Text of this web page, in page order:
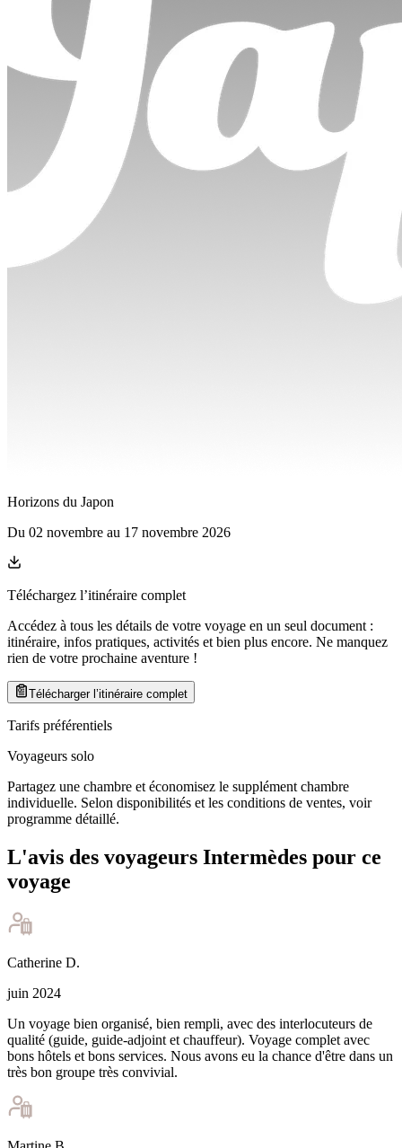
Horizons du Japon
Du 02 novembre au 17 novembre 2026
Téléchargez l’itinéraire complet
Accédez à tous les détails de votre voyage en un seul document :
itinéraire, infos pratiques, activités et bien plus encore. Ne manquez
rien de votre prochaine aventure !
Télécharger l’itinéraire complet
Tarifs préférentiels
Voyageurs solo
Partagez une chambre et économisez le supplément chambre
individuelle. Selon disponibilités et les conditions de ventes, voir
programme détaillé.
L'avis des voyageurs Intermèdes pour ce
voyage
Catherine D.
juin 2024
Un voyage bien organisé, bien rempli, avec des interlocuteurs de
qualité (guide, guide-adjoint et chauffeur). Voyage complet avec
bons hôtels et bons services. Nous avons eu la chance d'être dans un
très bon groupe très convivial.